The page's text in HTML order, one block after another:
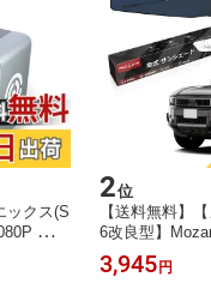
ックス(S
置時
512] W
搭載
2位
【送料無料】
6改良型】
クルーザー250
ード フロント
3,945 円